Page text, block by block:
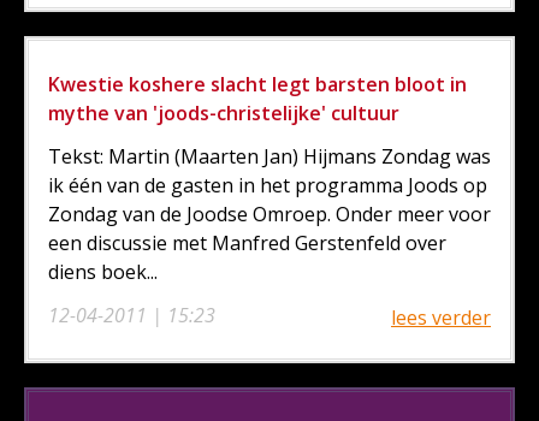
Kwestie koshere slacht legt barsten bloot in
mythe van 'joods-christelijke' cultuur
12-04-2011 | 15:23
Tekst: Martin (Maarten Jan) Hijmans Zondag was
ik één van de gasten in het programma Joods op
Zondag van de Joodse Omroep. Onder meer voor
een discussie met Manfred Gerstenfeld over
diens boek...
lees verder